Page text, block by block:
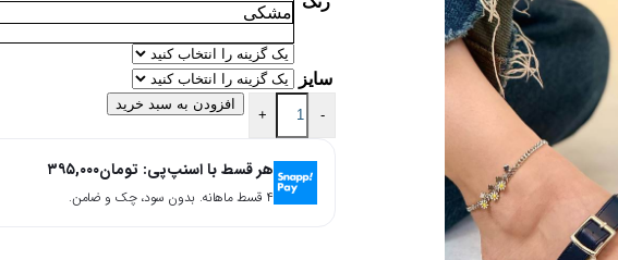
مشکی
سایز
-
+
افزودن به سبد خرید
هر قسط با اسنپ‌پی: تومان۳۹۵,۰۰۰
۴ قسط ماهانه. بدون سود، چک و ضامن.